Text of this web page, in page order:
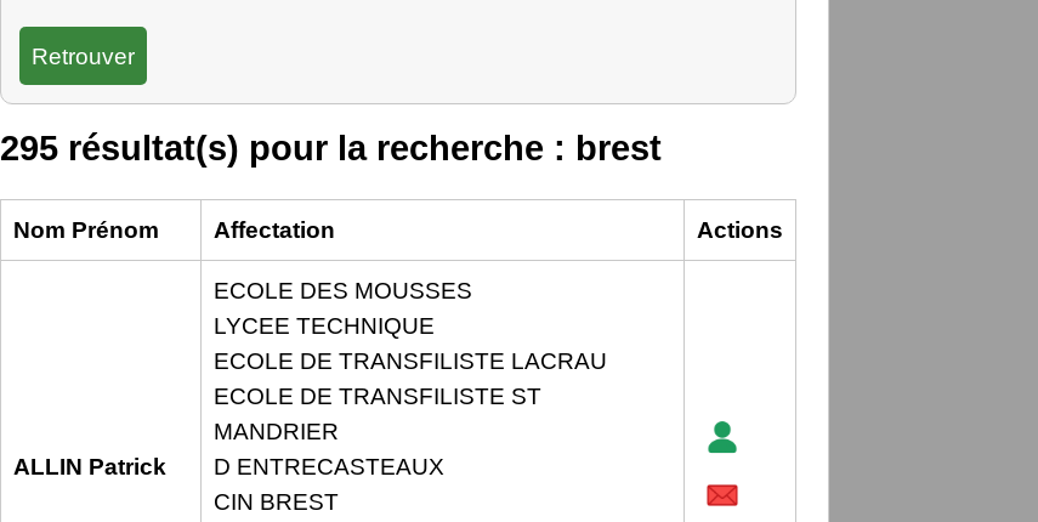
295 résultat(s) pour la recherche : brest
Nom Prénom Affectation Actions
ALLIN Patrick
ECOLE DES MOUSSES
LYCEE TECHNIQUE
ECOLE DE TRANSFILISTE LACRAU
ECOLE DE TRANSFILISTE ST
MANDRIER
D ENTRECASTEAUX
CIN BREST